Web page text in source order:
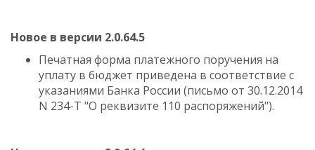
Новое в версии 2.0.64.5
Печатная форма платежного поручения на
уплату в бюджет приведена в соответствие с
указаниями Банка России (письмо от 30.12.2014
N 234-Т "О реквизите 110 распоряжений").